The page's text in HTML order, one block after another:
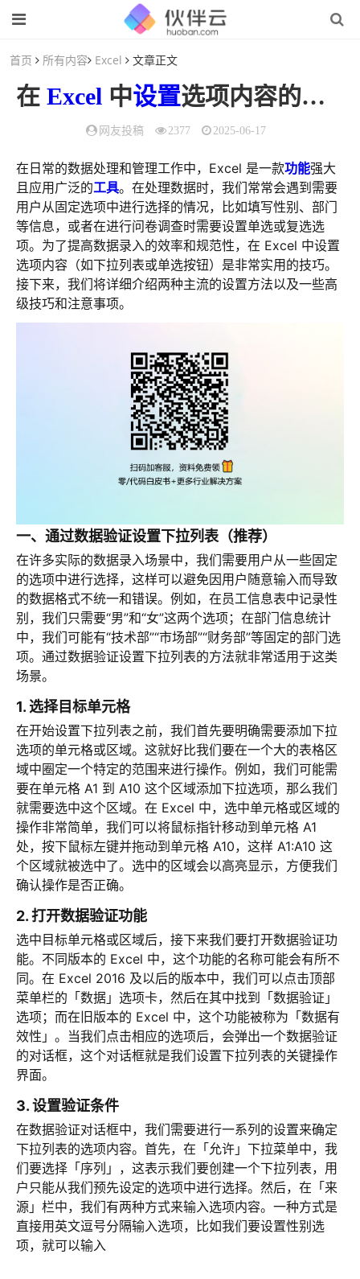
首页 所有内容 Excel 文章正文
在 Excel 中设置选项内容的全面指南
网友投稿 2377 2025-06-17
在日常的数据处理和管理工作中，Excel 是一款功能强大
且应用广泛的工具。在处理数据时，我们常常会遇到需要
用户从固定选项中进行选择的情况，比如填写性别、部门
等信息，或者在进行问卷调查时需要设置单选或复选选
项。为了提高数据录入的效率和规范性，在 Excel 中设置
选项内容（如下拉列表或单选按钮）是非常实用的技巧。
接下来，我们将详细介绍两种主流的设置方法以及一些高
级技巧和注意事项。
一、通过数据验证设置下拉列表（推荐）
在许多实际的数据录入场景中，我们需要用户从一些固定
的选项中进行选择，这样可以避免因用户随意输入而导致
的数据格式不统一和错误。例如，在员工信息表中记录性
别，我们只需要“男”和“女”这两个选项；在部门信息统计
中，我们可能有“技术部”“市场部”“财务部”等固定的部门选
项。通过数据验证设置下拉列表的方法就非常适用于这类
场景。
1. 选择目标单元格
在开始设置下拉列表之前，我们首先要明确需要添加下拉
选项的单元格或区域。这就好比我们要在一个大的表格区
域中圈定一个特定的范围来进行操作。例如，我们可能需
要在单元格 A1 到 A10 这个区域添加下拉选项，那么我们
就需要选中这个区域。在 Excel 中，选中单元格或区域的
操作非常简单，我们可以将鼠标指针移动到单元格 A1
处，按下鼠标左键并拖动到单元格 A10，这样 A1:A10 这
个区域就被选中了。选中的区域会以高亮显示，方便我们
确认操作是否正确。
2. 打开数据验证功能
选中目标单元格或区域后，接下来我们要打开数据验证功
能。不同版本的 Excel 中，这个功能的名称可能会有所不
同。在 Excel 2016 及以后的版本中，我们可以点击顶部
菜单栏的「数据」选项卡，然后在其中找到「数据验证」
选项；而在旧版本的 Excel 中，这个功能被称为「数据有
效性」。当我们点击相应的选项后，会弹出一个数据验证
的对话框，这个对话框就是我们设置下拉列表的关键操作
界面。
3. 设置验证条件
在数据验证对话框中，我们需要进行一系列的设置来确定
下拉列表的选项内容。首先，在「允许」下拉菜单中，我
们要选择「序列」，这表示我们要创建一个下拉列表，用
户只能从我们预先设定的选项中进行选择。然后，在「来
源」栏中，我们有两种方式来输入选项内容。一种方式是
直接用英文逗号分隔输入选项，比如我们要设置性别选
项，就可以输入